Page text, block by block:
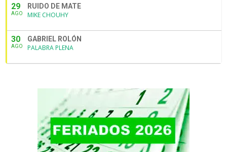
29
AGO
RUIDO DE MATE
MIKE CHOUHY
30
AGO
GABRIEL ROLÓN
PALABRA PLENA